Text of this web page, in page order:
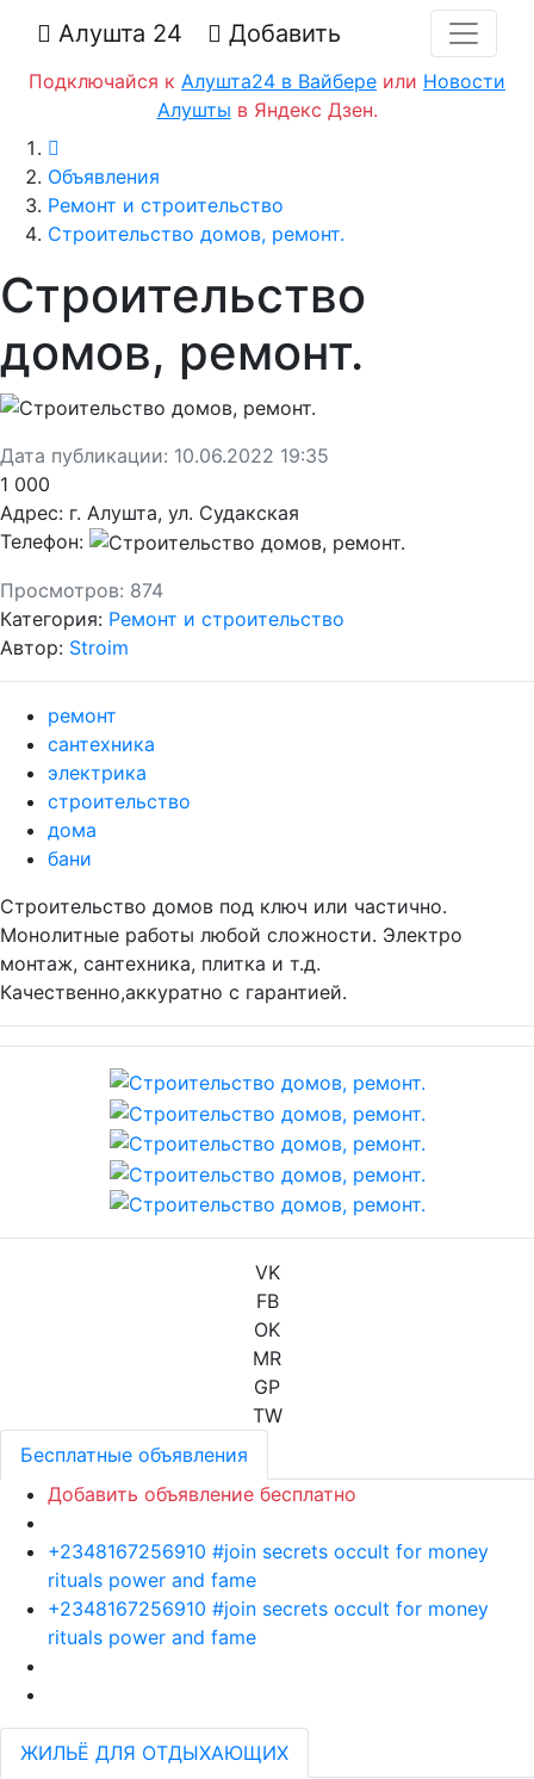
Алушта 24 Добавить
Подключайся к Алушта24 в Вайбере или Новости
Алушты в Яндекс Дзен.
Объявления
Ремонт и строительство
Строительство домов, ремонт.
Строительство
домов, ремонт.
Дата публикации: 10.06.2022 19:35
1 000
Адрес: г. Алушта, ул. Судакская
Телефон:
Просмотров: 874
Категория: Ремонт и строительство
Автор: Stroim
ремонт
сантехника
электрика
строительство
дома
бани
Строительство домов под ключ или частично.
Монолитные работы любой сложности. Электро
монтаж, сантехника, плитка и т.д.
Качественно,аккуратно с гарантией.
VK
FB
OK
MR
GP
TW
Бесплатные объявления
Добавить объявление бесплатно
+2348167256910 #join secrets occult for money
rituals power and fame
+2348167256910 #join secrets occult for money
rituals power and fame
ЖИЛЬЁ ДЛЯ ОТДЫХАЮЩИХ